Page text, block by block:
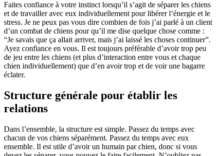
Faites confiance à votre instinct lorsqu’il s’agit de séparer les chiens
et de travailler avec eux individuellement pour libérer l’énergie et le
stress. Je ne peux pas vous dire combien de fois j’ai parlé à un client
d’un combat de chiens pour qu’il me dise quelque chose comme :
“Je savais que ça allait arriver, mais j’ai laissé les choses continuer”.
Ayez confiance en vous. Il est toujours préférable d’avoir trop peu
de jeu entre les chiens (et plus d’interaction entre vous et chaque
chien individuellement) que d’en avoir trop et de voir une bagarre
éclater.
Structure générale pour établir les
relations
Dans l’ensemble, la structure est simple. Passez du temps avec
chacun de vos chiens séparément. Passez du temps avec eux
ensemble. Il est utile d’avoir un humain par chien, donc si vous